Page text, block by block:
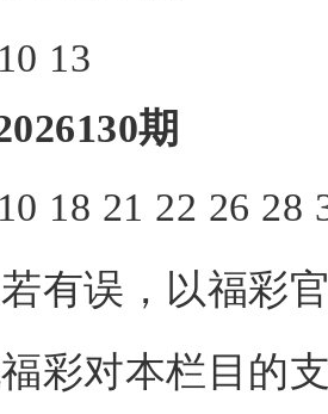
10 13
期
10 18 21 22 26 28
若有误，以福彩
彩对本栏目的